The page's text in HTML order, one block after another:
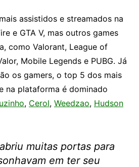
assistidos e streamados na
e GTA V, mas outros games
como Valorant, League of
Mobile Legends e PUBG. Já
os gamers, o top 5 dos mais
na plataforma é dominado
, Cerol, Weedzao, Hudson
muitas portas para
em ter seu